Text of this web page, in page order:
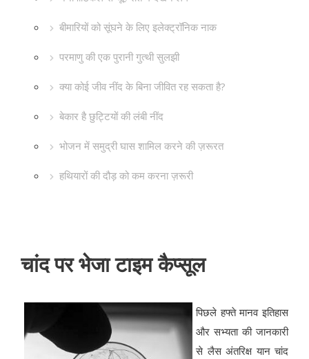
बीमारियों को सूंघने के लिए इलेक्ट्रॉनिक नाक
परमाणु की एक पुरानी गुत्थी सुलझी
क्या कोई जीव नींद के बिना जीवित रह सकता है?
बेकार है छुट्टियों की लंबी नींद
भोजन में समुद्री घास शामिल करने की ज़रूरत
हथियारों की दौड़ को कम करना ज़रूरी
चांद पर भेजा टाइम कैप्सूल
पिछले हफ्ते मानव इतिहास
और सभ्यता की जानकारी
से लैस अंतरिक्ष यान चांद